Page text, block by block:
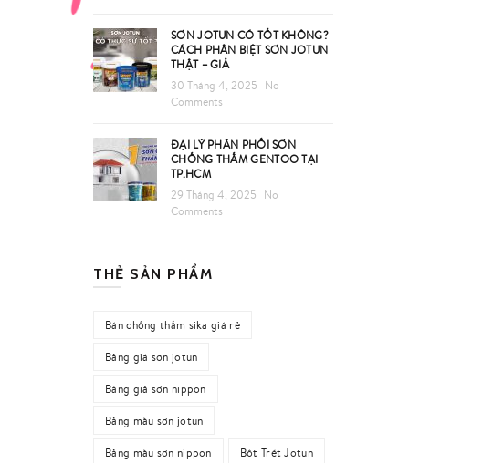
SƠN JOTUN CÓ TỐT KHÔNG?
CÁCH PHÂN BIỆT SƠN JOTUN
THẬT – GIẢ
30 Tháng 4, 2025
No
Comments
ĐẠI LÝ PHÂN PHỐI SƠN
CHỐNG THẤM GENTOO TẠI
TP.HCM
29 Tháng 4, 2025
No
Comments
THẺ SẢN PHẨM
Bán chống thấm sika giá rẻ
Bảng giá sơn jotun
Bảng giá sơn nippon
Bảng màu sơn jotun
Bảng màu sơn nippon Bột Trét Jotun